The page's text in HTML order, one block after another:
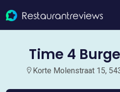
Time 4
Korte Molenstraat 15,